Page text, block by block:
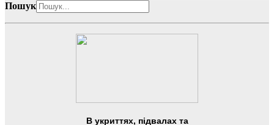
Пошук
В укриттях, підвалах та